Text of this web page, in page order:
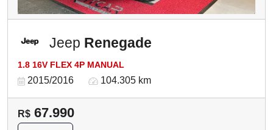
Jeep Renegade
1.8 16V FLEX 4P MANUAL
2015/2016 104.305 km
R$ 67.990